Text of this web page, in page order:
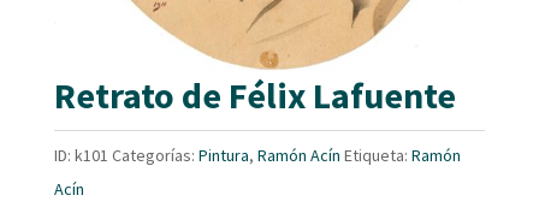
Retrato de Félix Lafuente
ID: k101 Categorías: Pintura, Ramón Acín Etiqueta: Ramón
Acín